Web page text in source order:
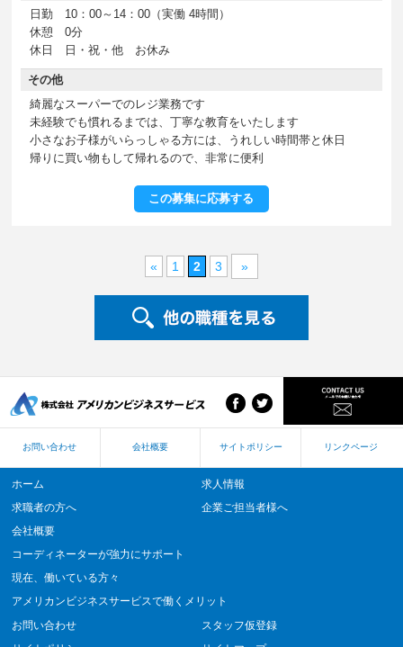
日勤 10：00～14：00（実働 4時間）
休憩 0分
休日 日・祝・他 お休み
その他
綺麗なスーパーでのレジ業務です
未経験でも慣れるまでは、丁寧な教育をいたします
小さなお子様がいらっしゃる方には、うれしい時間帯と休日
帰りに買い物もして帰れるので、非常に便利
この募集に応募する
« 1 2 3 »
お問い合わせ 会社概要 サイトポリシー リンクページ
ホーム
求人情報
求職者の方へ
企業ご担当者様へ
会社概要
コーディネーターが強力にサポート
現在、働いている方々
アメリカンビジネスサービスで働くメリット
お問い合わせ
スタッフ仮登録